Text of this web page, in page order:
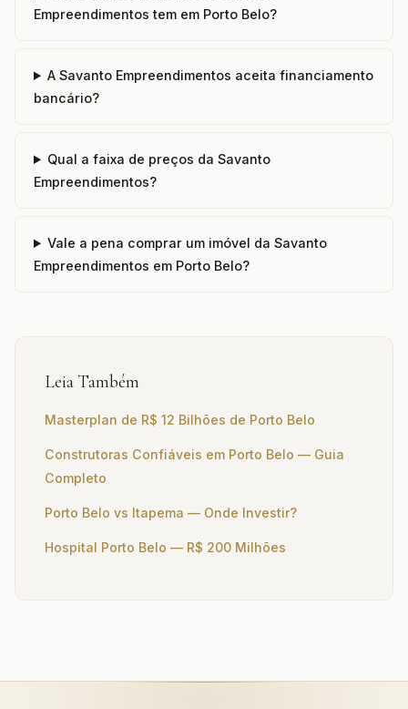
Empreendimentos tem em Porto Belo?
A Savanto Empreendimentos aceita financiamento
bancário?
Qual a faixa de preços da Savanto
Empreendimentos?
Vale a pena comprar um imóvel da Savanto
Empreendimentos em Porto Belo?
Leia Também
Masterplan de R$ 12 Bilhões de Porto Belo
Construtoras Confiáveis em Porto Belo — Guia
Completo
Porto Belo vs Itapema — Onde Investir?
Hospital Porto Belo — R$ 200 Milhões